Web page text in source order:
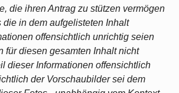
die ihren Antrag zu stützen vermögen
die in dem aufgelisteten Inhalt
offensichtlich unrichtig seien
für diesen gesamten Inhalt nicht
dieser Informationen offensichtlich
der Vorschaubilder sei dem